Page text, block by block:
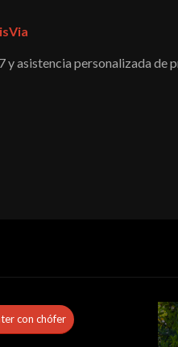
asistencia personalizada de
con chófer